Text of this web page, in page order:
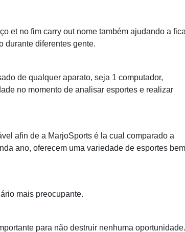
et no fim carry out nome também ajudando a
durante diferentes gente.
de qualquer aparato, seja 1 computador,
no momento de analisar esportes e realizar
afin de a MarjoSports é la cual comparado a
ano, oferecem uma variedade de esportes bem
mais preocupante.
para não destruir nenhuma oportunidade.